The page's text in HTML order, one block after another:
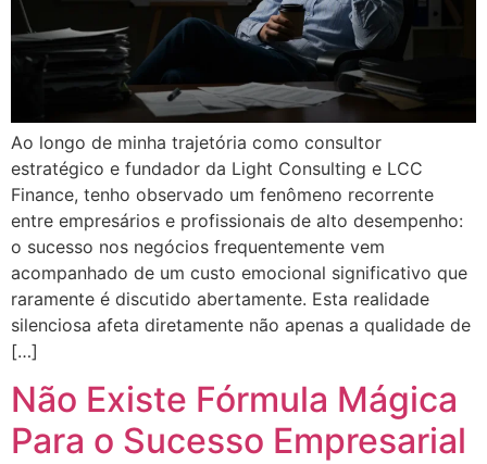
Ao longo de minha trajetória como consultor
estratégico e fundador da Light Consulting e LCC
Finance, tenho observado um fenômeno recorrente
entre empresários e profissionais de alto desempenho:
o sucesso nos negócios frequentemente vem
acompanhado de um custo emocional significativo que
raramente é discutido abertamente. Esta realidade
silenciosa afeta diretamente não apenas a qualidade de
[…]
Não Existe Fórmula Mágica
Para o Sucesso Empresarial